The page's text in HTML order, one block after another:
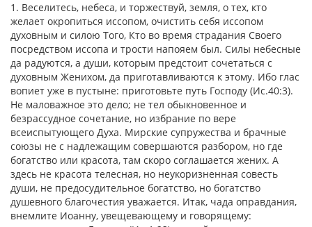
1. Веселитесь, небеса, и торжествуй, земля, о тех, кто
желает окропиться иссопом, очистить себя иссопом
духовным и силою Того, Кто во время страдания Своего
посредством иссопа и трости напояем был. Силы небесные
да радуются, а души, которым предстоит сочетаться с
духовным Женихом, да приготавливаются к этому. Ибо глас
вопиет уже в пустыне: приготовьте путь Господу (Ис.40:3).
Не маловажное это дело; не тел обыкновенное и
безрассудное сочетание, но избрание по вере
всеиспытующего Духа. Мирские супружества и брачные
союзы не с надлежащим совершаются разбором, но где
богатство или красота, там скоро соглашается жених. А
здесь не красота телесная, но неукоризненная совесть
души, не предосудительное богатство, но богатство
душевного благочестия уважается. Итак, чада оправдания,
внемлите Иоанну, увещевающему и говорящему: